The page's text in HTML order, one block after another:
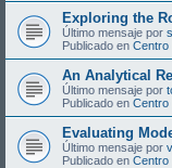
Exploring the
Último mensaje por
Publicado en Centro
An Analytical
Último mensaje por
Publicado en Centro
Evaluating
Último mensaje por
Publicado en Centro